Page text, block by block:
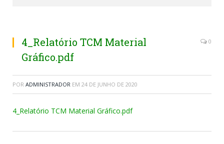
4_Relatório TCM Material
Gráfico.pdf
0
POR ADMINISTRADOR EM 24 DE JUNHO DE 2020
4_Relatório TCM Material Gráfico.pdf